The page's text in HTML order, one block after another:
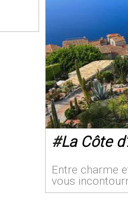
#La Côte
Entre charme
vous